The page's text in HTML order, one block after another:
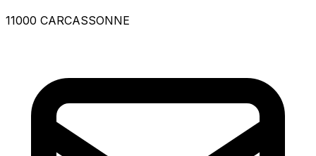
11000 CARCASSONNE